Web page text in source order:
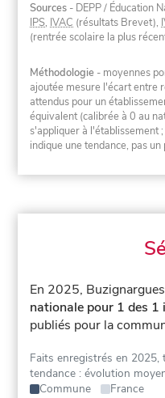
Sources - DEPP / Éducation
IPS, IVAC (résultats Brevet),
(rentrée scolaire la plus
Méthodologie - moyennes
ajoutée mesure l'écart entre
attendus pour un
équivalent (calibrée à 0 au
s'appliquer à l'établissement
indique une tendance, pas un
En 2025,
nationale pour 1 des 1
publiés pour la
Faits enregistrés en
tendance : évolution
Commune
France